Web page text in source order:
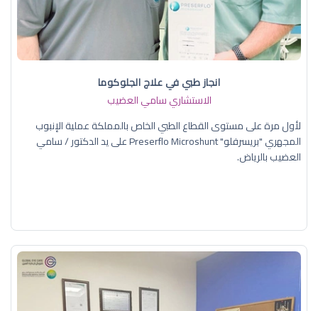
انجاز طبي في علاج الجلوكوما
الاستشاري سامي العضيب
لأول مرة على مستوى القطاع الطبي الخاص بالمملكة عملية الإنبوب
المجهري "بريسرفلو" Preserflo Microshunt على يد الدكتور / سامي
العضيب بالرياض.